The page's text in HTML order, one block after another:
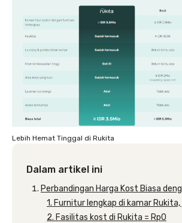
Lebih Hemat Tinggal di Rukita
Dalam artikel ini
Perbandingan Harga Kost Biasa
1. Furnitur lengkap di kamar
2. Fasilitas kost di Rukita = Rp0